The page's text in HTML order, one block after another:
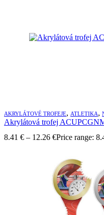
AKRYLÁTOVÉ TROFEJE, ATLETIKA,
Akrylátová trofej
8.41 € – 12.26 €Price range: